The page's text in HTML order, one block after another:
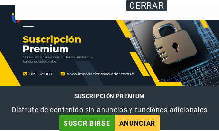
CERRAR
SUSCRIPCIÓN PREMIUM
Disfrute de contenido sin anuncios y funciones adicionales
SUSCRIBIRSE
ANUNCIAR